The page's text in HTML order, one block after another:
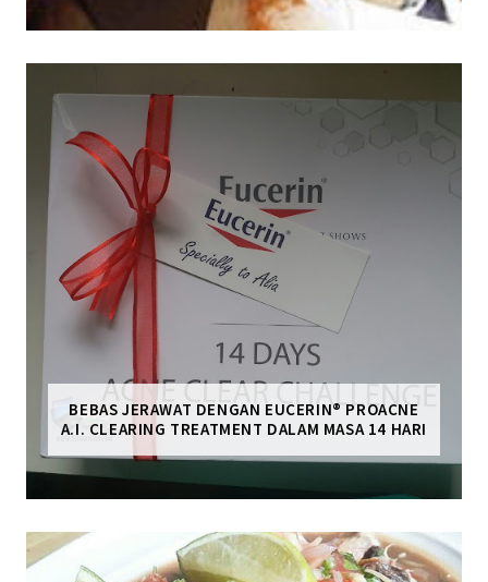
BEBAS JERAWAT DENGAN EUCERIN® PROACNE
A.I. CLEARING TREATMENT DALAM MASA 14 HARI